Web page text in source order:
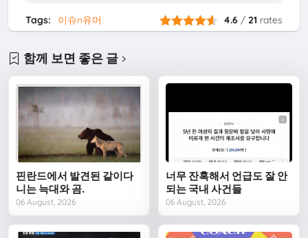
Tags: 이슈n유머 4.6 /21 rates
함께 보면 좋은 글
핀란드에서 발견된 같이다
니는 늑대와 곰.
06 August, 2026
너무 잔혹해서 언급도 잘 안
되는 국내 사건들
06 August, 2026